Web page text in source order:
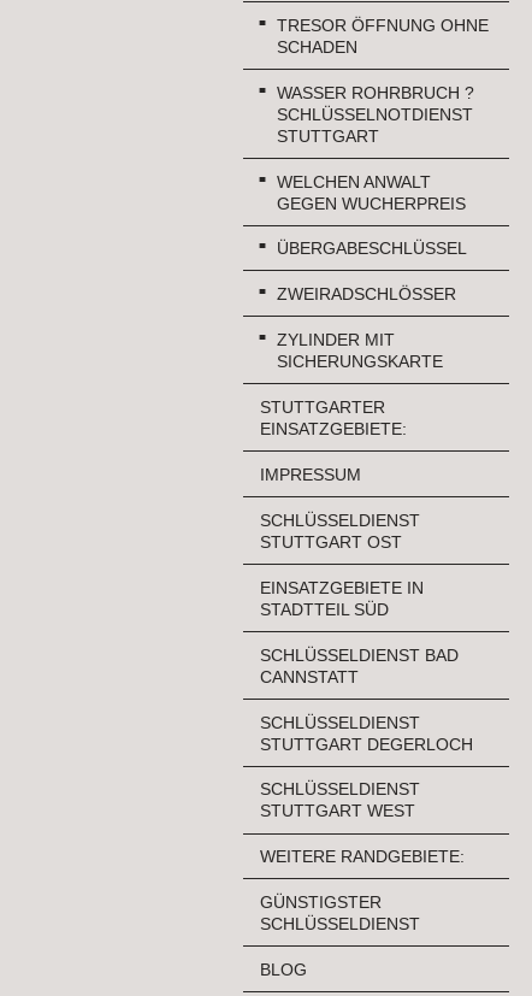
TRESOR ÖFFNUNG OHNE
SCHADEN
WASSER ROHRBRUCH ?
SCHLÜSSELNOTDIENST
STUTTGART
WELCHEN ANWALT
GEGEN WUCHERPREIS
ÜBERGABESCHLÜSSEL
ZWEIRADSCHLÖSSER
ZYLINDER MIT
SICHERUNGSKARTE
STUTTGARTER
EINSATZGEBIETE:
IMPRESSUM
SCHLÜSSELDIENST
STUTTGART OST
EINSATZGEBIETE IN
STADTTEIL SÜD
SCHLÜSSELDIENST BAD
CANNSTATT
SCHLÜSSELDIENST
STUTTGART DEGERLOCH
SCHLÜSSELDIENST
STUTTGART WEST
WEITERE RANDGEBIETE:
GÜNSTIGSTER
SCHLÜSSELDIENST
BLOG